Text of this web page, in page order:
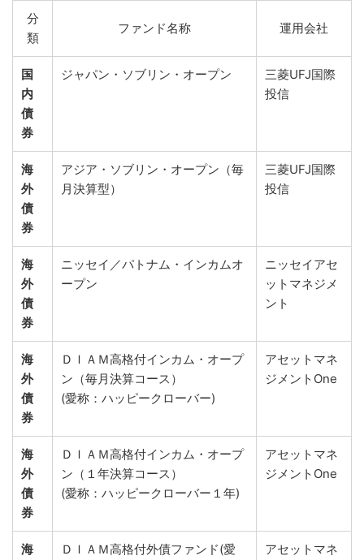
分
類
ファンド名称 運用会社
国
内
債
券
ジャパン・ソブリン・オープン
三菱UFJ国際
投信
海
外
債
券
アジア・ソブリン・オープン（毎
月決算型）
三菱UFJ国際
投信
海
外
債
券
ニッセイ／パトナム・インカムオ
ープン
ニッセイアセ
ットマネジメ
ント
海
外
債
券
ＤＩＡＭ高格付インカム・オープ
ン（毎月決算コース）
(愛称：ハッピークローバー)
アセットマネ
ジメントOne
海
外
債
券
ＤＩＡＭ高格付インカム・オープ
ン（１年決算コース）
(愛称：ハッピークローバー１年)
アセットマネ
ジメントOne
海
ＤＩＡＭ高格付外債ファンド(愛
アセットマネ